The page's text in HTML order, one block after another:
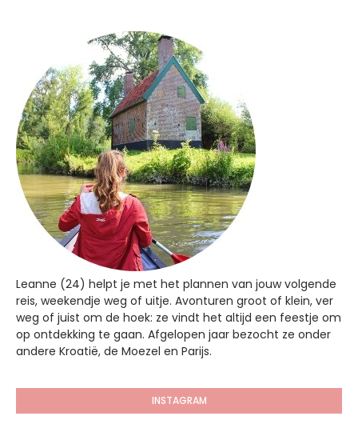
Leanne (24) helpt je met het plannen van jouw volgende
reis, weekendje weg of uitje. Avonturen groot of klein, ver
weg of juist om de hoek: ze vindt het altijd een feestje om
op ontdekking te gaan. Afgelopen jaar bezocht ze onder
andere Kroatië, de Moezel en Parijs.
INSTAGRAM